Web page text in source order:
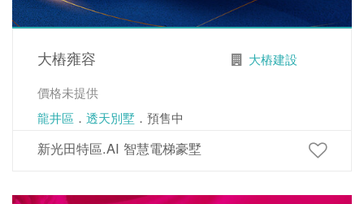
大樁雍容
大樁建設
價格未提供
龍井區 ． 透天別墅 ．預售中
新光田特區.AI 智慧電梯豪墅